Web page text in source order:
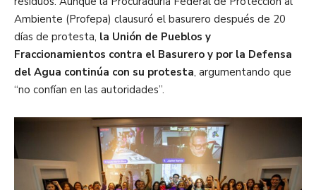
Ambiente (Profepa) clausuró el basurero después de 20
días de protesta, la Unión de Pueblos y
Fraccionamientos contra el Basurero y por la Defensa
del Agua continúa con su protesta, argumentando que
“no confían en las autoridades”.